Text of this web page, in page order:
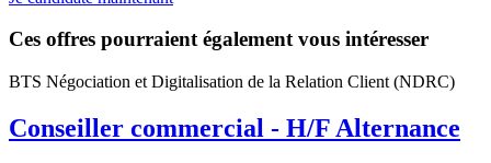
Ces offres pourraient également vous intéresser
BTS Négociation et Digitalisation de la Relation Client (NDRC)
Conseiller commercial - H/F Alternance